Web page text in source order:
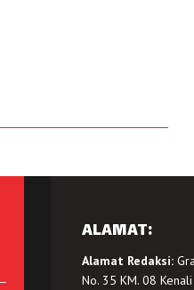
ALAMAT:
Alamat Redaksi:
No. 35 KM. 08 Kenali